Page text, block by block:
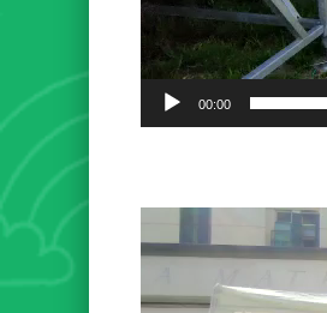
00:00
Player